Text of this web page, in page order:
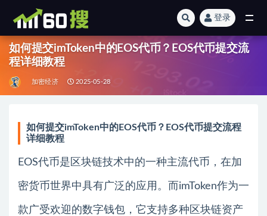
登录
如何提交imToken中的EOS代币？EOS代币提交流
程详细教程
加密经济 2025-05-28
如何提交imToken中的EOS代币？EOS代币提交流程
详细教程
EOS代币是区块链技术中的一种主流代币，在加
密货币世界中具有广泛的应用。而imToken作为一
款广受欢迎的数字钱包，它支持多种区块链资产